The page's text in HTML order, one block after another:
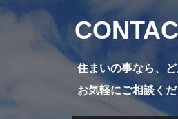
住まいの事なら、
お気軽にご相談くだ